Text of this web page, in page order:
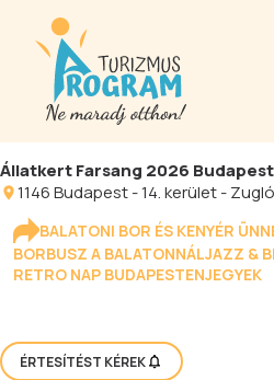
Állatkert Farsang 2026 Budapest
1146Budapest-14. kerület - Zugló
BALATONI BOR ÉS KENYÉR
BORBUSZ A BALATONNÁLJAZZ &
RETRO NAP BUDAPESTENJEGYEK
ÉRTESÍTÉST KÉREK